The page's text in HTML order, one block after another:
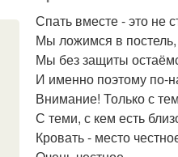
Спать вместе - это не
Мы ложимся в постель,
Мы без защиты
И именно поэтому по-
Внимание! Только с
С теми, с кем есть
Кровать - место